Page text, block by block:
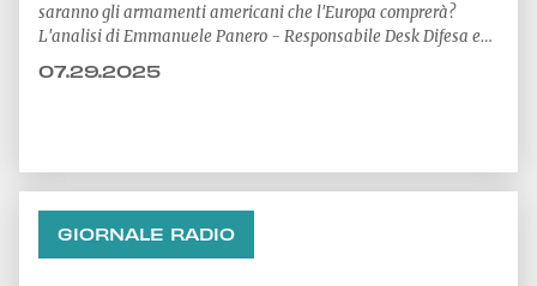
saranno gli armamenti americani che l'Europa comprerà?
L'analisi di Emmanuele Panero - Responsabile Desk Difesa e
07.29.2025
GIORNALE RADIO